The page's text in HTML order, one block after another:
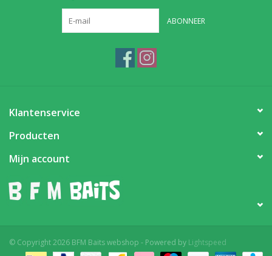
ABONNEER
Klantenservice
Producten
Mijn account
© Copyright 2026 BFM Baits webshop - Powered by Lightspeed